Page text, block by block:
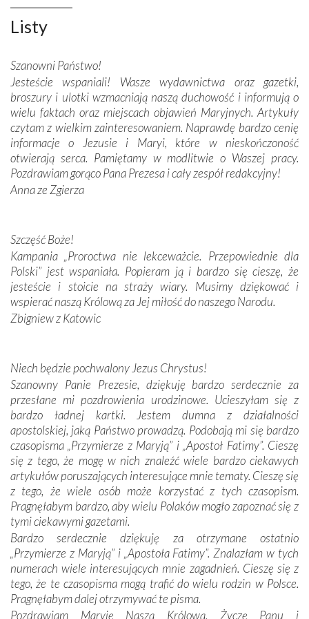
Opatrznościową pomoc w wygranej bitwie o
niepodległość kraju. Zachwyt budziła potężna, a zarazem
misterna architektura tych monumentalnych dzieł,
połączenie talentów z wytrwałością i pracowitością
budowniczych.
Podążyliśmy też śladami fatimskich wizjonerów – Łucji
dos Santos oraz świętych Hiacynty i Franciszka Marto.
Modliliśmy się przy ich grobach. Odprawiliśmy Drogę
Krzyżową w ich rodzinnych stronach, odwiedziliśmy
domy, w których żyli.
Darczyńców w ramach akcji „Twoje światło w Fatimie”.
Podczas tej kilkudniowej wyprawy na każdym kroku
spotykaliśmy się z serdeczną otwartością
Portugalczyków. Podziwialiśmy ich ludową sztukę i
zwyczaje. Mimo że nasze kraje są od siebie bardzo
oddalone, w żaden sposób nie czuliśmy się obco.
wspólnej wierze. Podczas wyjazdów do historycznych
miejsc, które znalazły się na trasie naszej pielgrzymki,
mieliśmy okazję przekonać się, że Maryja swoją opieką
otacza nie tylko nasz naród, lecz wszystkie nacje, które
się Jej ufnie oddają, a także każdą osobę, która zawierza
Jej siebie oraz swych bliskich.
Dzieje Portugalii to również historia wierności Bogu i
odstępstw, także w życiu władców. Trudne momenty w
wymiarze tak osobistym, jak i zbiorowym, przypominają o
konieczności ciągłego zabiegania o własną duszę i o łaskę
Opatrzności. Wierność przynosi pomyślność –
przynajmniej w życiu duchowym. Odstępstwo owocuje
nieszczęściem i śmiercią. Te uniwersalne prawdy
przychodziły na myśl, gdy słuchaliśmy opowieści
przewodników o portugalskich monarchach i wodzach,
zwycięskich bitwach i nieszczęśliwych losach grzesznych
Listy
Szanowni Państwo!
Jesteście wspaniali! Wasze wydawnictwa oraz gazetki,
broszury i ulotki wzmacniają naszą duchowość i informują o
wielu faktach oraz miejscach objawień Maryjnych. Artykuły
czytam z wielkim zainteresowaniem. Naprawdę bardzo cenię
informacje o Jezusie i Maryi, które w nieskończoność
otwierają serca. Pamiętamy w modlitwie o Waszej pracy.
Pozdrawiam gorąco Pana Prezesa i cały zespół redakcyjny!
Anna ze Zgierza
Szczęść Boże!
Kampania „Proroctwa nie lekceważcie. Przepowiednie dla
Polski” jest wspaniała. Popieram ją i bardzo się cieszę, że
jesteście i stoicie na straży wiary. Musimy dziękować i
wspierać naszą Królową za Jej miłość do naszego Narodu.
Zbigniew z Katowic
Niech będzie pochwalony Jezus Chrystus!
Szanowny Panie Prezesie, dziękuję bardzo serdecznie za
przesłane mi pozdrowienia urodzinowe. Ucieszyłam się z
bardzo ładnej kartki. Jestem dumna z działalności
apostolskiej, jaką Państwo prowadzą. Podobają mi się bardzo
czasopisma „Przymierze z Maryją” i „Apostoł Fatimy”. Cieszę
się z tego, że mogę w nich znaleźć wiele bardzo ciekawych
artykułów poruszających interesujące mnie tematy. Cieszę się
z tego, że wiele osób może korzystać z tych czasopism.
Pragnęłabym bardzo, aby wielu Polaków mogło zapoznać się z
tymi ciekawymi gazetami.
Bardzo serdecznie dziękuję za otrzymane ostatnio
„Przymierze z Maryją” i „Apostoła Fatimy”. Znalazłam w tych
numerach wiele interesujących mnie zagadnień. Cieszę się z
tego, że te czasopisma mogą trafić do wielu rodzin w Polsce.
Pragnęłabym dalej otrzymywać te pisma.
Pozdrawiam Maryję Naszą Królową. Życzę Panu i